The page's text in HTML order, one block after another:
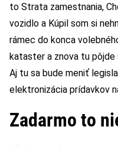
to Strata zamestnania,
vozidlo a Kúpil som si
rámec do konca
kataster a znova tu pôjde
Aj tu sa bude meniť
elektronizácia prídavkov
Zadarmo to